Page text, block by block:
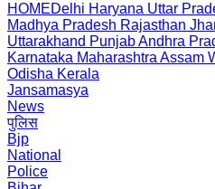
HOMEDelhi Haryana Uttar
Madhya Pradesh Rajasthan
Uttarakhand PunjabAndhra
Karnataka Maharashtra Assam
Odisha Kerala
Jansamasya
News
पुलिस
Bjp
National
Police